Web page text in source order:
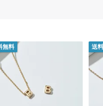
無料 送